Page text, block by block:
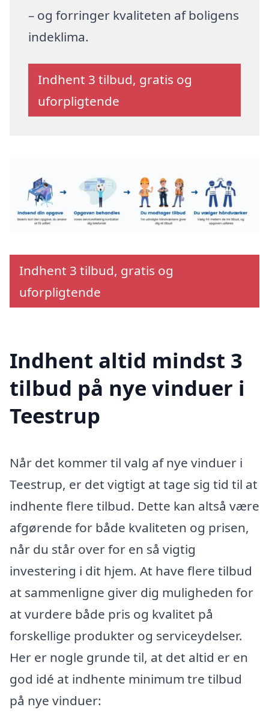
– og forringer kvaliteten af boligens
indeklima.
Indhent 3 tilbud, gratis og
uforpligtende
Indhent 3 tilbud, gratis og
uforpligtende
Indhent altid mindst 3
tilbud på nye vinduer i
Teestrup
Når det kommer til valg af nye vinduer i
Teestrup, er det vigtigt at tage sig tid til at
indhente flere tilbud. Dette kan altså være
afgørende for både kvaliteten og prisen,
når du står over for en så vigtig
investering i dit hjem. At have flere tilbud
at sammenligne giver dig muligheden for
at vurdere både pris og kvalitet på
forskellige produkter og serviceydelser.
Her er nogle grunde til, at det altid er en
god idé at indhente minimum tre tilbud
på nye vinduer: